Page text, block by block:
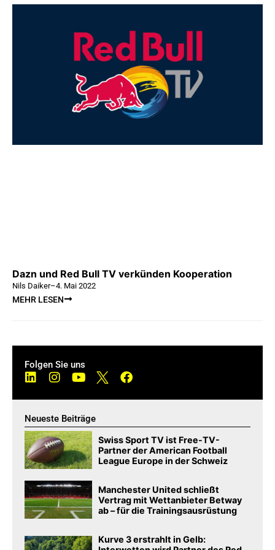
Dazn und Red Bull TV verkünden Kooperation
Nils Daiker–4. Mai 2022
MEHR LESEN
Folgen Sie uns
Neueste Beiträge
Swiss Sport TV ist Free-TV-
Partner der American Football
League Europe in der Schweiz
Manchester United schließt
Vertrag mit Wettanbieter Betway
ab – für die Trainingsausrüstung
Kurve 3 erstrahlt in Gelb: